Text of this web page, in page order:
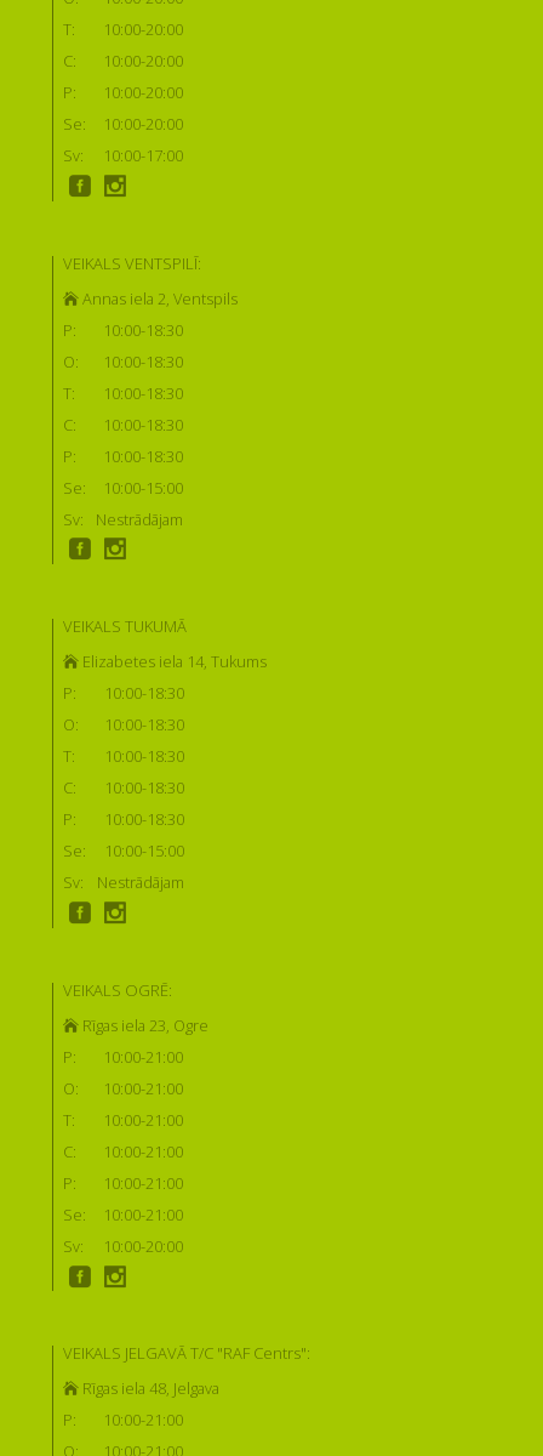
T:
10:00-20:00
C:
10:00-20:00
P:
10:00-20:00
Se:
10:00-20:00
Sv:
10:00-17:00
VEIKALS VENTSPILĪ:
Annas iela 2, Ventspils
P:
10:00-18:30
O:
10:00-18:30
T:
10:00-18:30
C:
10:00-18:30
P:
10:00-18:30
Se:
10:00-15:00
Sv:
Nestrādājam
VEIKALS TUKUMĀ
Elizabetes iela 14, Tukums
P:
10:00-18:30
O:
10:00-18:30
T:
10:00-18:30
C:
10:00-18:30
P:
10:00-18:30
Se:
10:00-15:00
Sv:
Nestrādājam
VEIKALS OGRĒ:
Rīgas iela 23, Ogre
P:
10:00-21:00
O:
10:00-21:00
T:
10:00-21:00
C:
10:00-21:00
P:
10:00-21:00
Se:
10:00-21:00
Sv:
10:00-20:00
VEIKALS JELGAVĀ T/C "RAF Centrs":
Rīgas iela 48, Jelgava
P:
10:00-21:00
O:
10:00-21:00